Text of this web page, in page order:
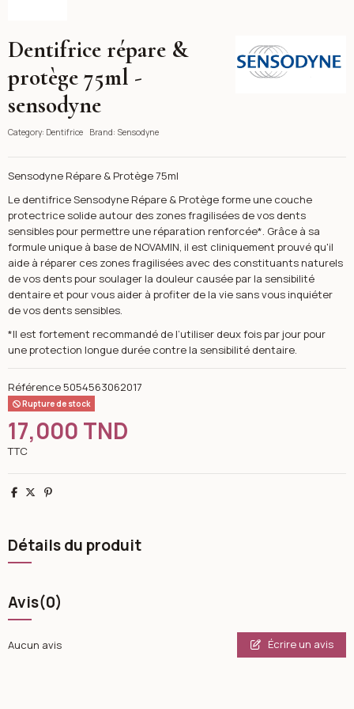
Sensodyne
Dentifrice répare &
protège 75ml -
sensodyne
Category: Dentifrice Brand: Sensodyne
Sensodyne Répare & Protège 75ml
Le dentifrice Sensodyne Répare & Protège forme une couche
protectrice solide autour des zones fragilisées de vos dents
sensibles pour permettre une réparation renforcée*. Grâce à sa
formule unique à base de NOVAMIN, il est cliniquement prouvé qu'il
aide à réparer ces zones fragilisées avec des constituants naturels
de vos dents pour soulager la douleur causée par la sensibilité
dentaire et pour vous aider à profiter de la vie sans vous inquiéter
de vos dents sensibles.
*Il est fortement recommandé de l’utiliser deux fois par jour pour
une protection longue durée contre la sensibilité dentaire.
Référence5054563062017
Rupture de stock
17,000 TND
TTC
Partager
TweetPinterest
Détails du produit
Avis(0)
Aucun avis Écrire un avis